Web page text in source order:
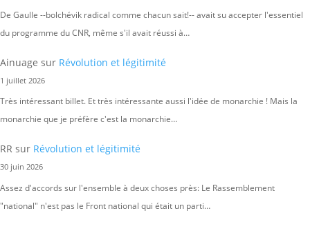
De Gaulle --bolchévik radical comme chacun sait!-- avait su accepter l'essentiel
du programme du CNR, même s'il avait réussi à…
Ainuage sur Révolution et légitimité
1 juillet 2026
Très intéressant billet. Et très intéressante aussi l'idée de monarchie ! Mais la
monarchie que je préfère c'est la monarchie…
RR sur Révolution et légitimité
30 juin 2026
Assez d'accords sur l'ensemble à deux choses près: Le Rassemblement
"national" n'est pas le Front national qui était un parti…